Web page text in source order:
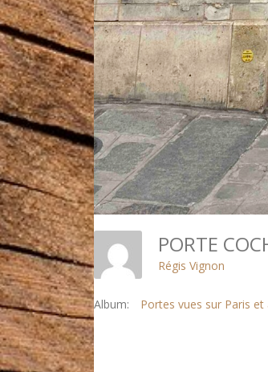
PORTE
Régis Vignon
Album: Portes vues sur Paris et